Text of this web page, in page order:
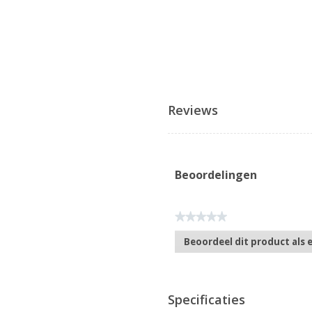
Reviews
Beoordelingen
★★★★★
Geen
scorewaarde
Beoordeel dit product als
.
actie
opent
Specificaties